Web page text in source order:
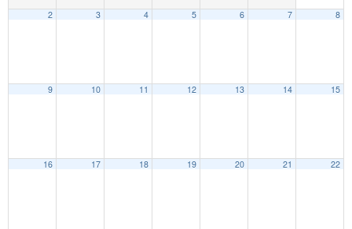
2 3 4 5 6 7 8
9 10 11 12 13 14 15
16 17 18 19 20 21 22